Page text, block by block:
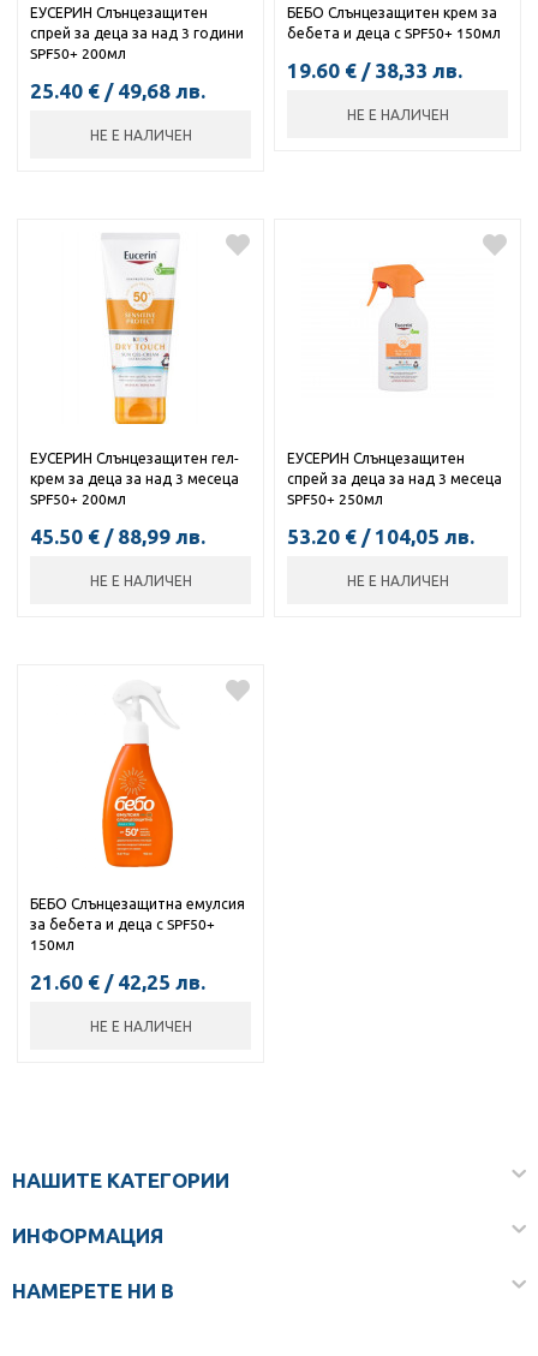
ЕУСЕРИН Слънцезащитен
спрей за деца за над 3 години
SPF50+ 200мл
25.40 € / 49,68 лв.
НЕ Е НАЛИЧЕН
БЕБО Слънцезащитен крем за
бебета и деца с SPF50+ 150мл
19.60 € / 38,33 лв.
НЕ Е НАЛИЧЕН
ЕУСЕРИН Слънцезащитен гел-
крем за деца за над 3 месеца
SPF50+ 200мл
45.50 € / 88,99 лв.
НЕ Е НАЛИЧЕН
ЕУСЕРИН Слънцезащитен
спрей за деца за над 3 месеца
SPF50+ 250мл
53.20 € / 104,05 лв.
НЕ Е НАЛИЧЕН
БЕБО Слънцезащитна емулсия
за бебета и деца с SPF50+
150мл
21.60 € / 42,25 лв.
НЕ Е НАЛИЧЕН
НАШИТЕ КАТЕГОРИИ
ИНФОРМАЦИЯ
НАМЕРЕТЕ НИ В